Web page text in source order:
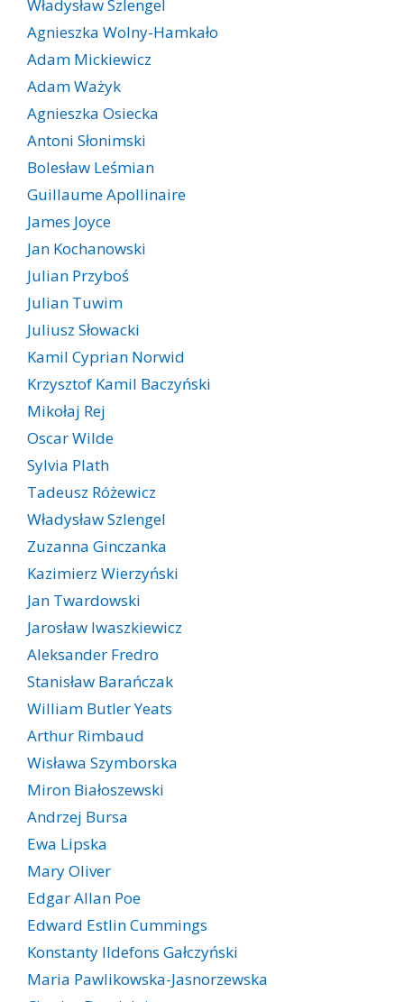
Władysław Szlengel
Agnieszka Wolny-Hamkało
Adam Mickiewicz
Adam Ważyk
Agnieszka Osiecka
Antoni Słonimski
Bolesław Leśmian
Guillaume Apollinaire
James Joyce
Jan Kochanowski
Julian Przyboś
Julian Tuwim
Juliusz Słowacki
Kamil Cyprian Norwid
Krzysztof Kamil Baczyński
Mikołaj Rej
Oscar Wilde
Sylvia Plath
Tadeusz Różewicz
Władysław Szlengel
Zuzanna Ginczanka
Kazimierz Wierzyński
Jan Twardowski
Jarosław Iwaszkiewicz
Aleksander Fredro
Stanisław Barańczak
William Butler Yeats
Arthur Rimbaud
Wisława Szymborska
Miron Białoszewski
Andrzej Bursa
Ewa Lipska
Mary Oliver
Edgar Allan Poe
Edward Estlin Cummings
Konstanty Ildefons Gałczyński
Maria Pawlikowska-Jasnorzewska